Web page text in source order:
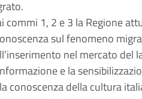
commi 1, 2 e 3 la Regione
sul fenomeno
nel mercato del
e la
conoscenza della cultura